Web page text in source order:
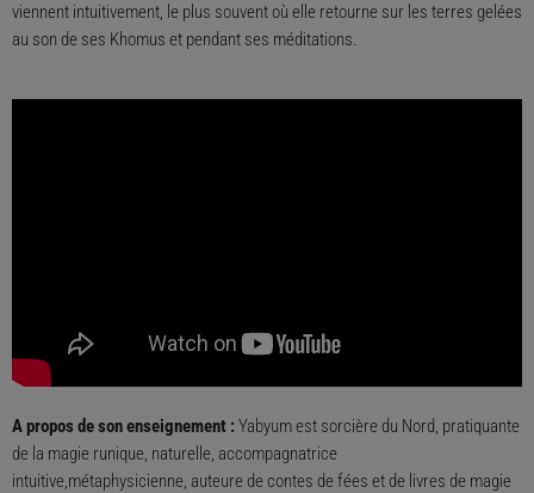
viennent intuitivement, le plus souvent où elle retourne sur les terres gelées
au son de ses Khomus et pendant ses méditations.
A propos de son enseignement : Yabyum est sorcière du Nord, pratiquante
de la magie runique, naturelle, accompagnatrice
intuitive,métaphysicienne, auteure de contes de fées et de livres de magie